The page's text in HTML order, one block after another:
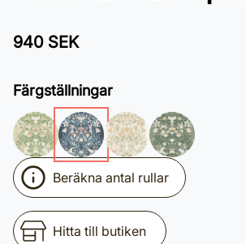
940 SEK
Färgställningar
Beräkna antal rullar
Hitta till butiken